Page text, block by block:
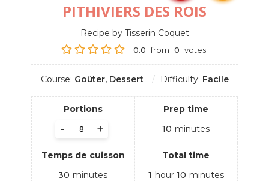
PITHIVIERS DES ROIS
Recipe by Tisserin Coquet
0.0 from 0 votes
Course: Goûter, Dessert Difficulty: Facile
Portions
+
-
Prep time
10 minutes
Temps de cuisson
30 minutes
Total time
1 hour 10 minutes